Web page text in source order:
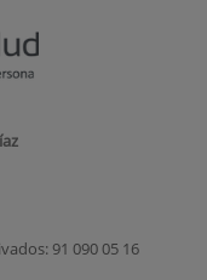
91 090 05 16